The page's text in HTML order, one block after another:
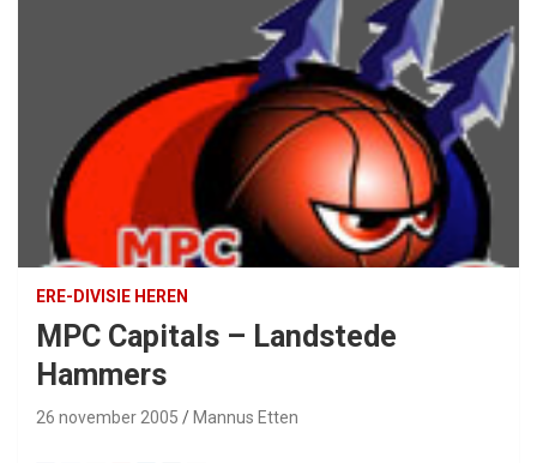
ERE-DIVISIE HEREN
MPC Capitals – Landstede
Hammers
26 november 2005 Mannus Etten